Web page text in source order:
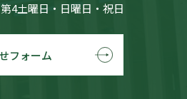
4土曜日・日曜日・祝日
フォーム